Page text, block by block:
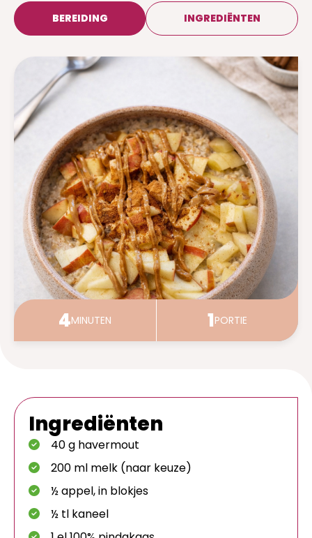
SCHRIJF HIER (GRATIS) IN
BEREIDING INGREDIËNTEN
4MINUTEN 1PORTIE
Ingrediënten
40 g havermout
200 ml melk (naar keuze)
½ appel, in blokjes
½ tl kaneel